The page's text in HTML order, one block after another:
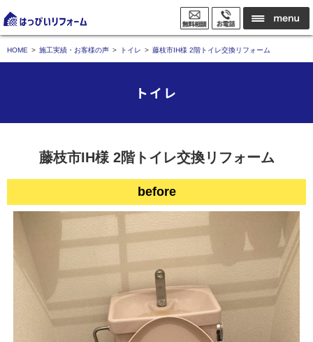
HOME 施工実績・お客様の声 トイレ 藤枝市IH様 2階トイレ交換リフォーム
トイレ
藤枝市IH様 2階トイレ交換リフォーム
before